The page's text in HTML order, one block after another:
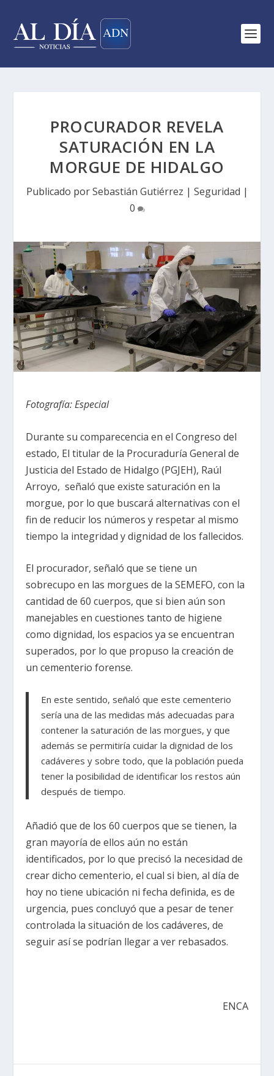
PROCURADOR REVELA
SATURACIÓN EN LA
MORGUE DE HIDALGO
Publicado porSebastián Gutiérrez | Seguridad |
0
Fotografía: Especial
Durante su comparecencia en el Congreso del
estado, El titular de la Procuraduría General de
Justicia del Estado de Hidalgo (PGJEH), Raúl
Arroyo, señaló que existe saturación en la
morgue, por lo que buscará alternativas con el
fin de reducir los números y respetar al mismo
tiempo la integridad y dignidad de los fallecidos.
El procurador, señaló que se tiene un
sobrecupo en las morgues de la SEMEFO, con la
cantidad de 60 cuerpos, que si bien aún son
manejables en cuestiones tanto de higiene
como dignidad, los espacios ya se encuentran
superados, por lo que propuso la creación de
un cementerio forense.
En este sentido, señaló que este cementerio
sería una de las medidas más adecuadas para
contener la saturación de las morgues, y que
además se permitiría cuidar la dignidad de los
cadáveres y sobre todo, que la población pueda
tener la posibilidad de identificar los restos aún
después de tiempo.
Añadió que de los 60 cuerpos que se tienen, la
gran mayoría de ellos aún no están
identificados, por lo que precisó la necesidad de
crear dicho cementerio, el cual si bien, al día de
hoy no tiene ubicación ni fecha definida, es de
urgencia, pues concluyó que a pesar de tener
controlada la situación de los cadáveres, de
seguir así se podrían llegar a ver rebasados.
ENCA